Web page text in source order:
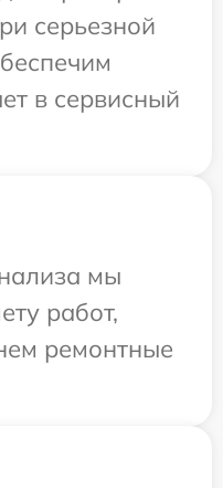
серьезной
в сервисный
мы
работ,
ремонтные